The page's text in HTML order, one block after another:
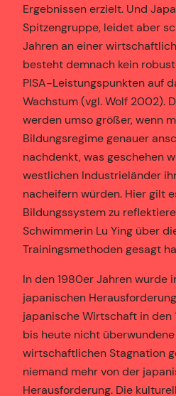
Ergebnissen erzielt. Und
Spitzengruppe, leidet aber
Jahren an einer
besteht demnach kein
PISA-Leistungspunkten auf
Wachstum (vgl. Wolf 2002).
werden umso größer, wenn
Bildungsregime genauer
nachdenkt, was geschehen
westlichen Industrieländer
nacheifern würden. Hier gilt
Bildungssystem zu
Schwimmerin Lu Ying über
Trainingsmethoden gesagt
In den 1980er Jahren wurde
japanischen
japanische Wirtschaft in den
bis heute nicht
wirtschaftlichen Stagnation
niemand mehr von der
Herausforderung. Die